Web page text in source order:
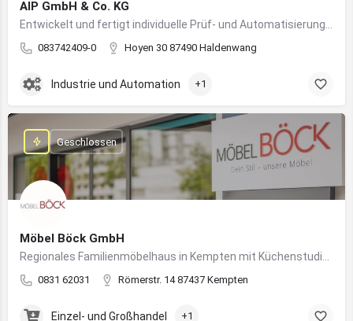
AIP GmbH & Co. KG
083742409-0 Hoyen 30 87490 Haldenwang
Industrie und Automation +1
Möbel Böck GmbH
0831 62031 Römerstr. 14 87437 Kempten
Geschlossen
Einzel- und Großhandel +1